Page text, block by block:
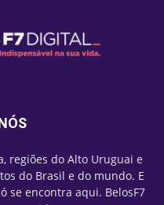
regiões do Alto Uruguai e
do Brasil e do mundo. E
se encontra aqui. BelosF7